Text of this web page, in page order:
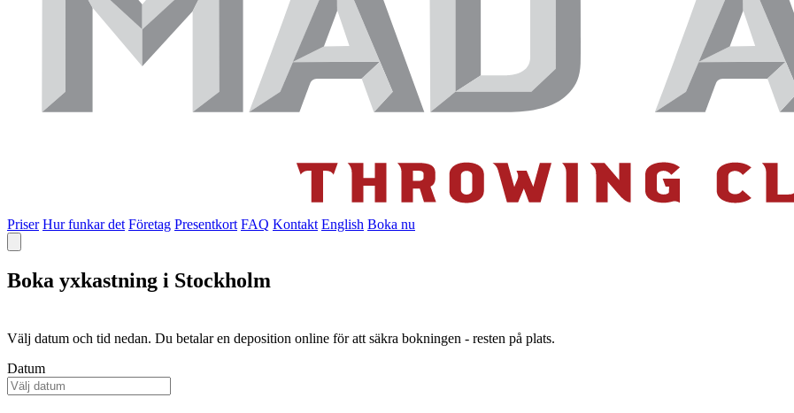
Priser Hur funkar det Företag Presentkort FAQ Kontakt English Boka nu
Boka yxkastning i Stockholm
Välj datum och tid nedan. Du betalar en deposition online för att säkra bokningen - resten på plats.
Datum